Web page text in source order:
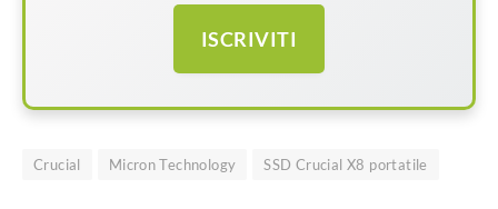
ISCRIVITI
Crucial Micron Technology SSD Crucial X8 portatile